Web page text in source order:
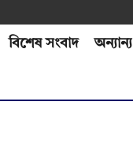
বিশেষ সংবাদ অন্যান্য